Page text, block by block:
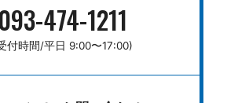
093-474-1211
付時間/平日 9:00〜17:00)